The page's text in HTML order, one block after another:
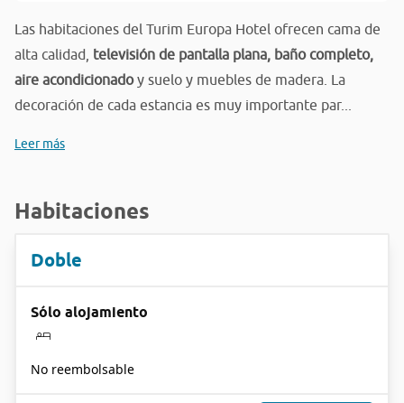
Las habitaciones del Turim Europa Hotel ofrecen cama de
alta calidad, televisión de pantalla plana, baño completo,
aire acondicionadoy suelo y muebles de madera. La
decoración de cada estancia es muy importante par...
Leer más
Habitaciones
Doble
Sólo alojamiento
No reembolsable